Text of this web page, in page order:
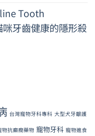
Tooth
牙齒健康的隱形殺
台灣寵物牙科專科 大型犬牙齦護
物抗癲癇藥物 寵物牙科 寵物進食